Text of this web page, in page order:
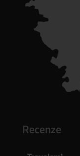
Recenze